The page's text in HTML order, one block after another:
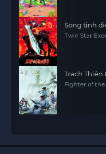
Song tinh
Twin Star
Trạch Thiên
Fighter of the